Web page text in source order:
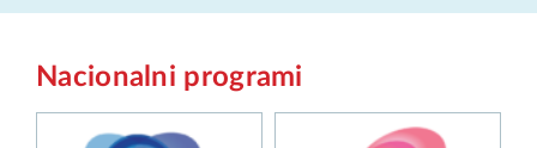
Nacionalni programi